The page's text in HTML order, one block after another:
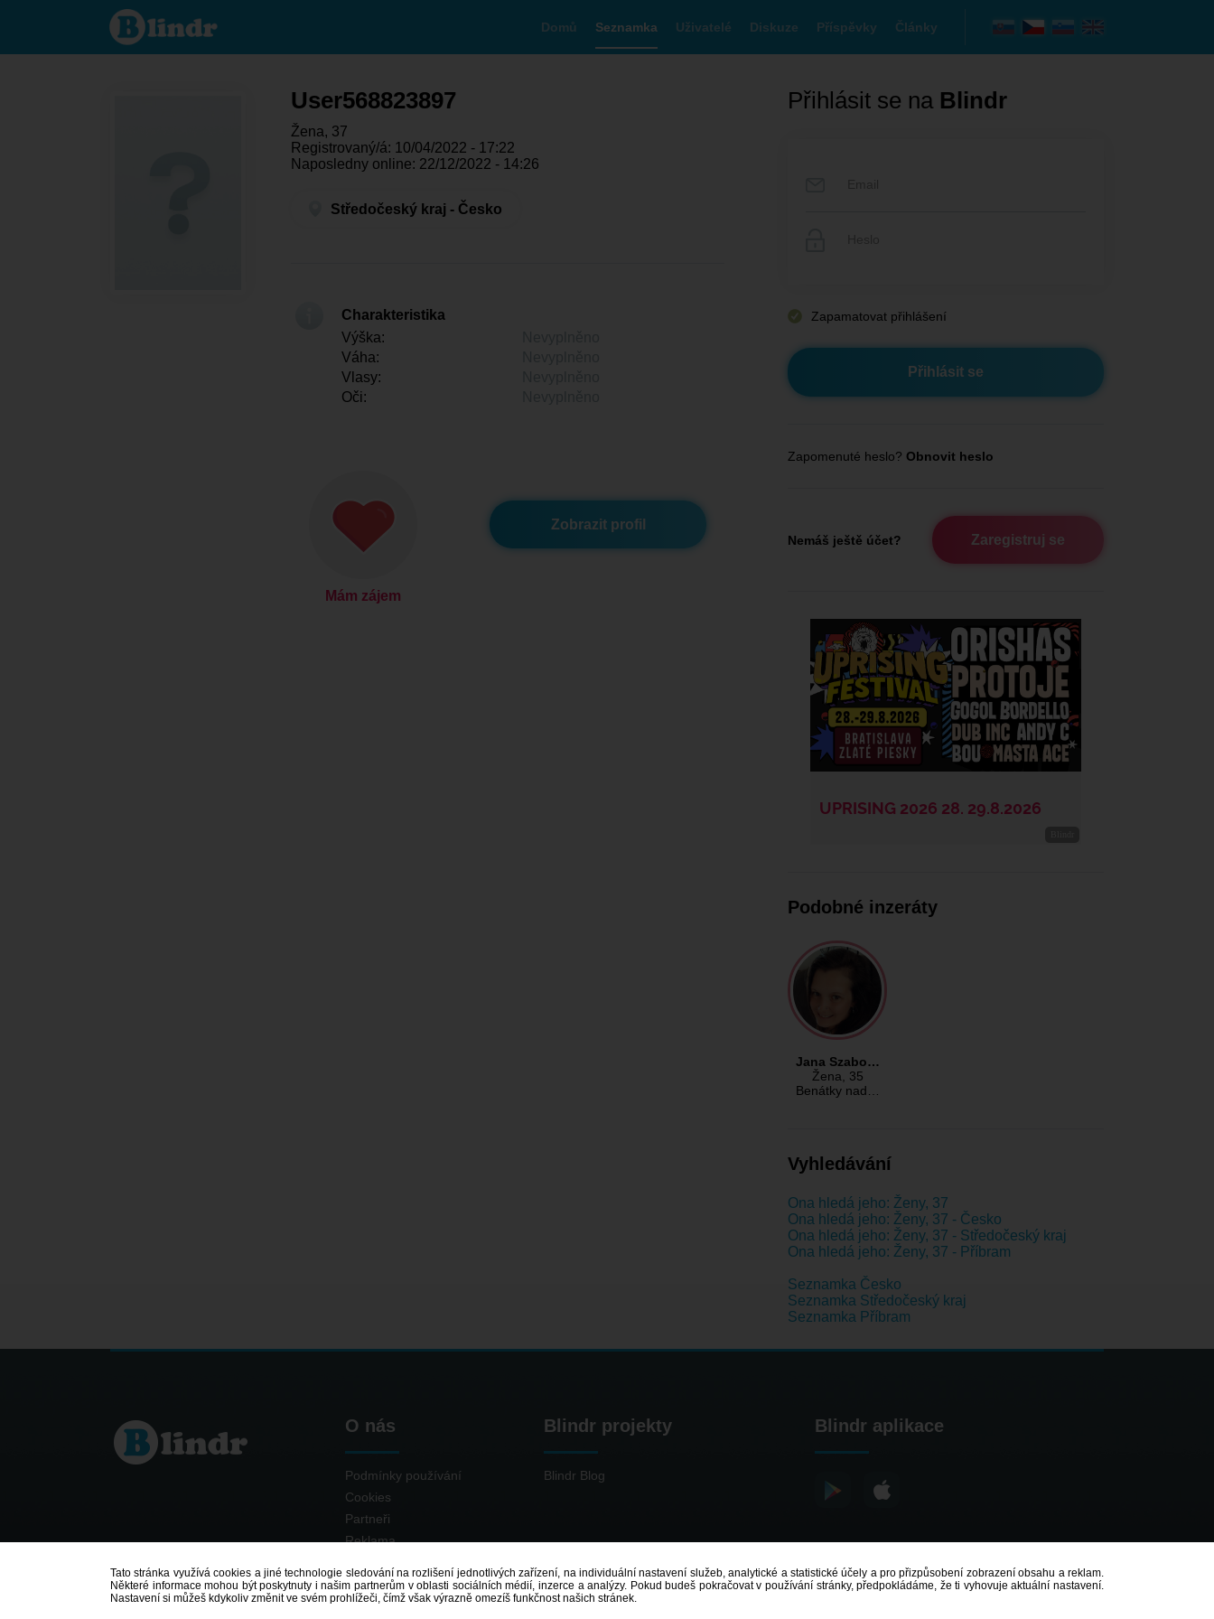
User568823897
- Ona hledá
někoho
Domů Seznamka Uživatelé Diskuze Příspěvky Články
User568823897
Žena, 37
Registrovaný/á: 10/04/2022 - 17:22
Naposledny online: 22/12/2022 - 14:26
Středočeský kraj - Česko
Charakteristika
Výška:
Váha:
Vlasy:
Oči:
Mám zájem
Zobrazit profil
Přihlásit se na Blindr
Zapamatovat přihlášení
Zapomenuté heslo? Obnovit heslo
Nemáš ještě účet? Zaregistruj se
Podobné inzeráty
Jana Szabo…
Žena, 35
Benátky nad…
Vyhledávání
Ona hledá jeho: Ženy, 37
Ona hledá jeho: Ženy, 37 - Česko
Ona hledá jeho: Ženy, 37 - Středočeský kraj
Ona hledá jeho: Ženy, 37 - Příbram
Seznamka Česko
Seznamka Středočeský kraj
Seznamka Příbram
O nás
Podmínky používání
Cookies
Partneři
Reklama
Blindr projekty
Blindr Blog
Blindr aplikace
Tato stránka využívá cookies a jiné technologie sledování na rozlišení jednotlivých zařízení, na individuální nastavení služeb, analytické a statistické účely a pro přizpůsobení zobrazení obsahu a reklam.
Některé informace mohou být poskytnuty i našim partnerům v oblasti sociálních médií, inzerce a analýzy. Pokud budeš pokračovat v používání stránky, předpokládáme, že ti vyhovuje aktuální nastavení.
Nastavení si můžeš kdykoliv změnit ve svém prohlížeči, čímž však výrazně omezíš funkčnost našich stránek.